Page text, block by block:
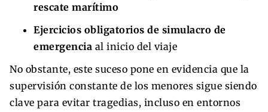
rescate marítimo
Ejercicios obligatorios de simulacro de
emergencia al inicio del viaje
No obstante, este suceso pone en evidencia que la
supervisión constante de los menores sigue siendo
clave para evitar tragedias, incluso en entornos